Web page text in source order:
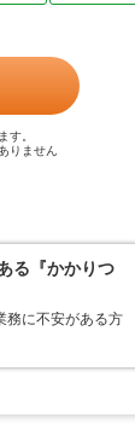
す。
りません
る『かかりつ
務に不安がある方